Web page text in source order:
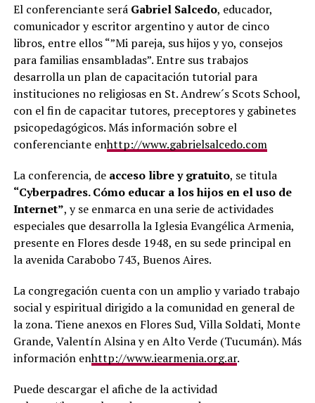
El conferenciante será Gabriel Salcedo, educador,
comunicador y escritor argentino y autor de cinco
libros, entre ellos “”Mi pareja, sus hijos y yo, consejos
para familias ensambladas”. Entre sus trabajos
desarrolla un plan de capacitación tutorial para
instituciones no religiosas en St. Andrew´s Scots School,
con el fin de capacitar tutores, preceptores y gabinetes
psicopedagógicos. Más información sobre el
conferenciante enhttp://www.gabrielsalcedo.com
La conferencia, de acceso libre y gratuito, se titula
“Cyberpadres. Cómo educar a los hijos en el uso de
Internet”, y se enmarca en una serie de actividades
especiales que desarrolla la Iglesia Evangélica Armenia,
presente en Flores desde 1948, en su sede principal en
la avenida Carabobo 743, Buenos Aires.
La congregación cuenta con un amplio y variado trabajo
social y espiritual dirigido a la comunidad en general de
la zona. Tiene anexos en Flores Sud, Villa Soldati, Monte
Grande, Valentín Alsina y en Alto Verde (Tucumán). Más
información enhttp://www.iearmenia.org.ar.
Puede descargar el afiche de la actividad